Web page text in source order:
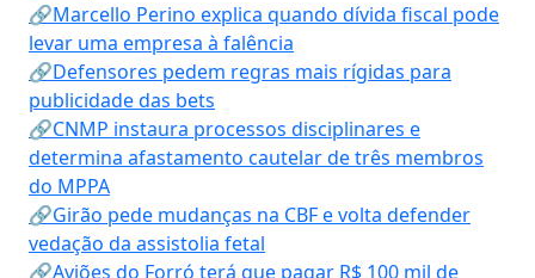
🔗Marcello Perino explica quando dívida fiscal pode
levar uma empresa à falência
🔗Defensores pedem regras mais rígidas para
publicidade das bets
🔗CNMP instaura processos disciplinares e
determina afastamento cautelar de três membros
do MPPA
🔗Girão pede mudanças na CBF e volta defender
vedação da assistolia fetal
🔗Aviões do Forró terá que pagar R$ 100 mil de